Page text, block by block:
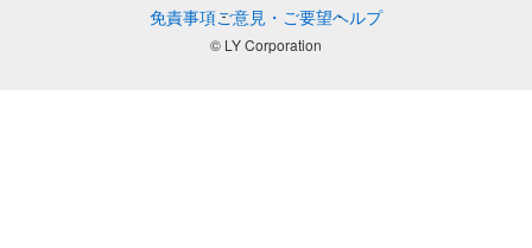
免責事項ご意見・ご要望ヘルプ
© LY Corporation